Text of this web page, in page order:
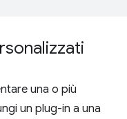
una o più
un plug-in a una